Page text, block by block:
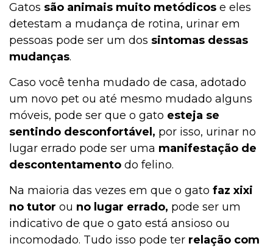
Gatos são animais muito metódicos e eles
detestam a mudança de rotina, urinar em
pessoas pode ser um dos sintomas dessas
mudanças.
Caso você tenha mudado de casa, adotado
um novo pet ou até mesmo mudado alguns
móveis, pode ser que o gato esteja se
sentindo desconfortável, por isso, urinar no
lugar errado pode ser uma manifestação de
descontentamento do felino.
Na maioria das vezes em que o gato faz xixi
no tutor ou no lugar errado, pode ser um
indicativo de que o gato está ansioso ou
incomodado. Tudo isso pode ter relação com